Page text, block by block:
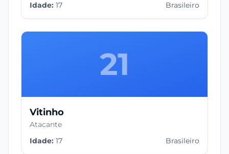
Idade: 17 Brasileiro
21
Vitinho
Atacante
Idade: 17 Brasileiro